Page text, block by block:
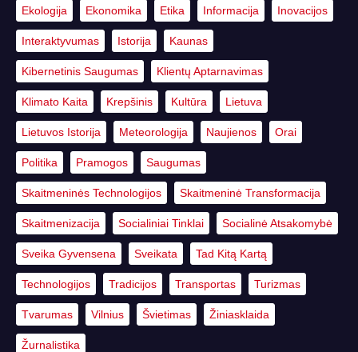
Ekologija Ekonomika Etika Informacija Inovacijos
Interaktyvumas Istorija Kaunas
Kibernetinis Saugumas Klientų Aptarnavimas
Klimato Kaita Krepšinis Kultūra Lietuva
Lietuvos Istorija Meteorologija Naujienos Orai
Politika Pramogos Saugumas
Skaitmeninės Technologijos Skaitmeninė Transformacija
Skaitmenizacija Socialiniai Tinklai Socialinė Atsakomybė
Sveika Gyvensena Sveikata Tad Kitą Kartą
Technologijos Tradicijos Transportas Turizmas
Tvarumas Vilnius Švietimas Žiniasklaida
Žurnalistika